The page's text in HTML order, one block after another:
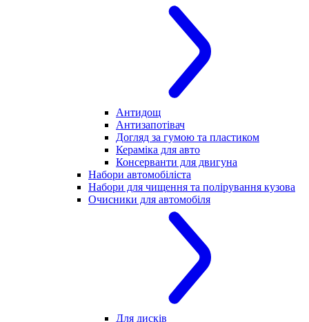
Антидощ
Антизапотівач
Догляд за гумою та пластиком
Кераміка для авто
Консерванти для двигуна
Набори автомобіліста
Набори для чищення та полірування кузова
Очисники для автомобіля
Для дисків